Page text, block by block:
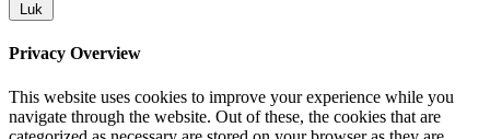
Luk
Privacy Overview
This website uses cookies to improve your experience while you
navigate through the website. Out of these, the cookies that are